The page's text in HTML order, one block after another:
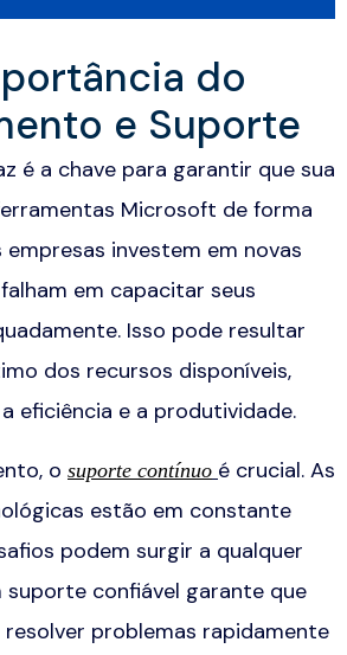
do
e Suporte
é a chave para garantir que sua
Microsoft de forma
investem em novas
em capacitar seus
Isso pode resultar
dos recursos disponíveis,
eficiência e a produtividade.
o suporte contínuo é crucial. As
estão em constante
podem surgir a qualquer
suporte confiável garante que
resolver problemas rapidamente